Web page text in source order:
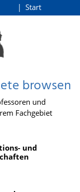
Start
browsen
und
Fachgebiet
und